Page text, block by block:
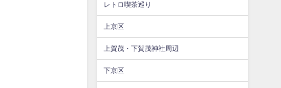
レトロ喫茶巡り
上京区
上賀茂・下賀茂神社周辺
下京区